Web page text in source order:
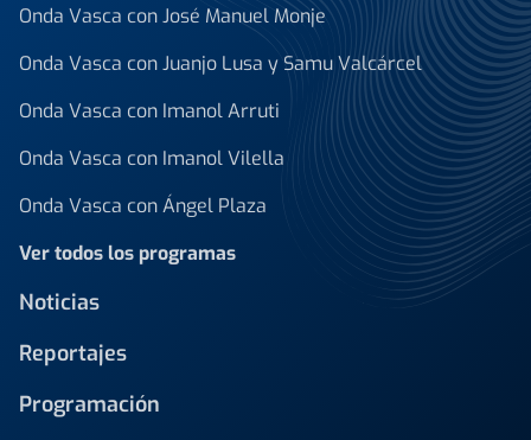
Onda Vasca con José Manuel Monje
Onda Vasca con Juanjo Lusa y Samu Valcárcel
Onda Vasca con Imanol Arruti
Onda Vasca con Imanol Vilella
Onda Vasca con Ángel Plaza
Ver todos los programas
Noticias
Reportajes
Programación